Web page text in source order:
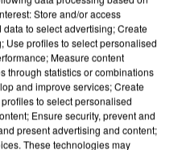
Store and/or access
to select advertising; Create
Use profiles to select personalised
Measure content
through statistics or combinations
and improve services; Create
to select personalised
Ensure security, prevent and
present advertising and content;
These technologies may